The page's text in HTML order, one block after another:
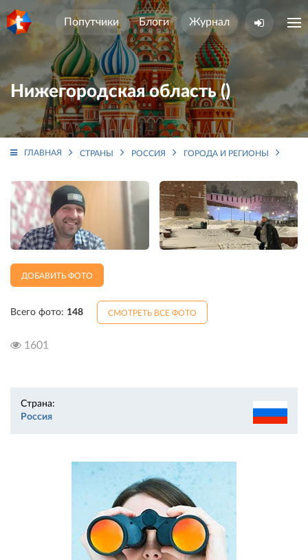
Попутчики Блоги Журнал
Нижегородская область ()
ГЛАВНАЯ СТРАНЫ РОССИЯ ГОРОДА И РЕГИОНЫ
ДОБАВИТЬ ФОТО
Всего фото: 148 СМОТРЕТЬ ВСЕ ФОТО
1601
Страна:
Россия